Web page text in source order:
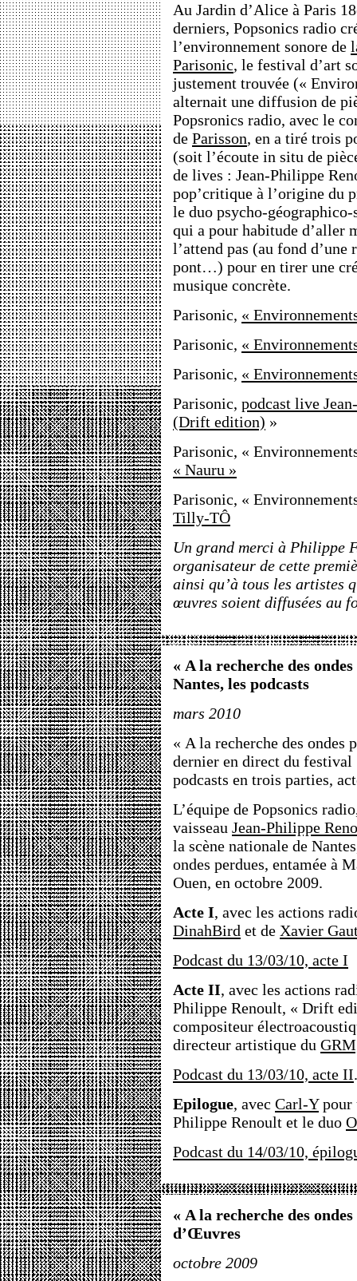
Au Jardin d’Alice à Paris
derniers, Popsonics radio
l’environnement sonore de
Parisonic, le festival d’art
justement trouvée («
alternait une diffusion de
Popsronics radio, avec le
de Parisson, en a tiré trois
(soit l’écoute in situ de
de lives : Jean-Philippe
pop’critique à l’origine du
le duo psycho-
qui a pour habitude d’aller
l’attend pas (au fond
pont…) pour en tirer une
musique concrète.
Parisonic, «
Parisonic, «
Parisonic, «
Parisonic, podcast live
(Drift edition) »
Parisonic, «
« Nauru »
Parisonic, «
Tilly-TÔ
Un grand merci à Philippe
organisateur de cette
ainsi qu’à tous les artistes
œuvres soient diffusées au
« A la recherche des
Nantes, les podcasts
mars 2010
« A la recherche des ondes
dernier en direct du festival
podcasts en trois parties,
L’équipe de Popsonics
vaisseau Jean-Philippe
la scène nationale de
ondes perdues, entamée à
Ouen, en octobre 2009.
Acte I, avec les actions
DinahBird et de Xavier
Podcast du 13/03/10, acte I
Acte II, avec les actions
Philippe Renoult, « Drift
compositeur
directeur artistique du
Podcast du 13/03/10, acte II.
Epilogue, avec Carl-Ypour
Philippe Renoult et le duo
Podcast du 14/03/10,
« A la recherche des
d’Œuvres
octobre 2009